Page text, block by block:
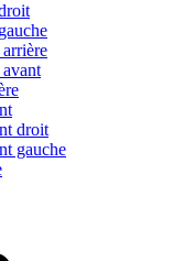
droit
gauche